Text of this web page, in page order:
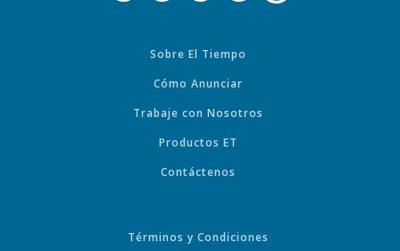
Sobre El Tiempo
Cómo Anunciar
Trabaje con Nosotros
Productos ET
Contáctenos
Términos y Condiciones